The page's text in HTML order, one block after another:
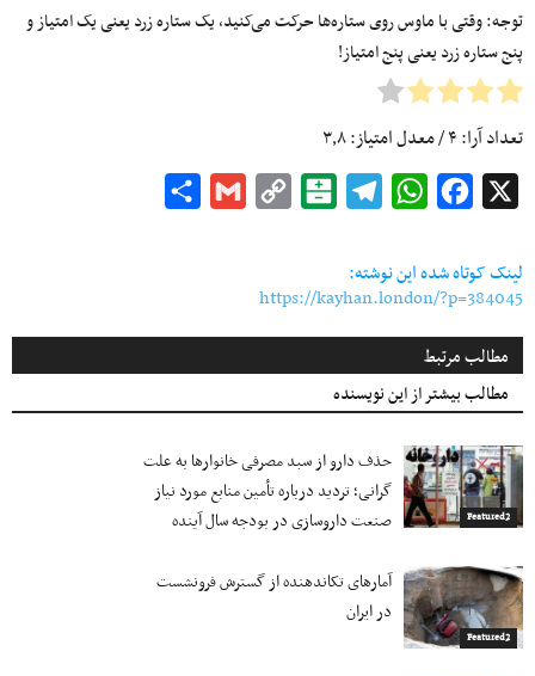
توجه: وقتی با ماوس روی ستاره‌ها حرکت می‌کنید، یک ستاره زرد یعنی یک امتیاز و
پنج ستاره زرد یعنی پنج امتیاز!
تعداد آرا:۴/ معدل امتیاز:۳٫۸
Facebook
WhatsApp
Telegram
Balatarin
Copy
Gmail
لینک کوتاه شده این نوشته:
https://kayhan.london/?p=384045
مطالب مرتبط
مطالب بیشتر از این نویسنده
Featured2
حذف دارو از سبد مصرفی خانوارها به‌ علت
گرانی؛ تردید درباره تأمین منابع مورد نیاز
صنعت داروسازی در بودجه سال آینده
Featured2
آمارهای تکاندهنده از گسترش فرونشست
در ایران